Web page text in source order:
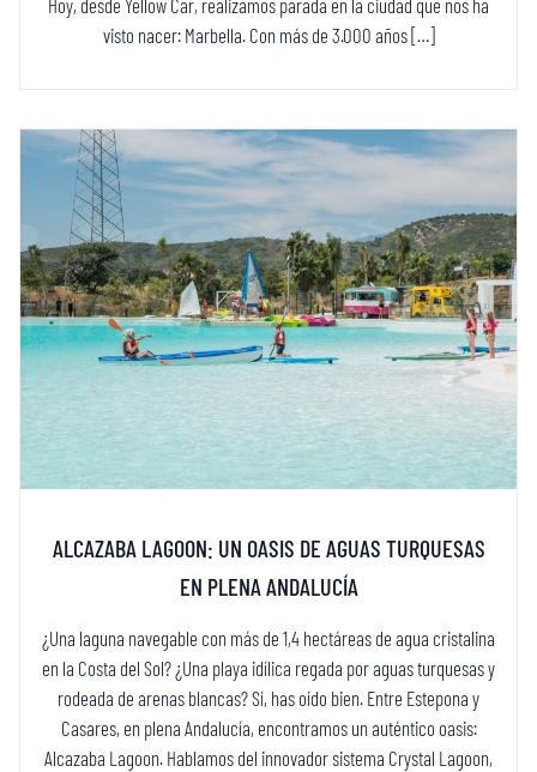
visto nacer: Marbella. Con más de 3.000 años […]
ALCAZABA LAGOON: UN OASIS DE AGUAS TURQUESAS
EN PLENA ANDALUCÍA
¿Una laguna navegable con más de 1,4 hectáreas de agua cristalina
en la Costa del Sol? ¿Una playa idílica regada por aguas turquesas y
rodeada de arenas blancas? Sí, has oído bien. Entre Estepona y
Casares, en plena Andalucía, encontramos un auténtico oasis:
Alcazaba Lagoon. Hablamos del innovador sistema Crystal Lagoon,